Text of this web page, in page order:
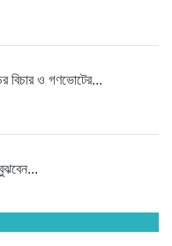
বিচার ও গণভোটের...